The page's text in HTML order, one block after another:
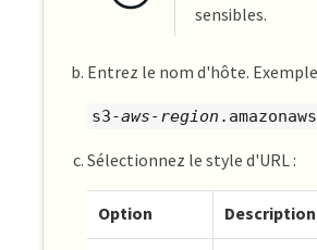
sensibles.
Entrez le nom d'hôte.
s3-aws-region
Sélectionnez le style d'URL :
Option Description